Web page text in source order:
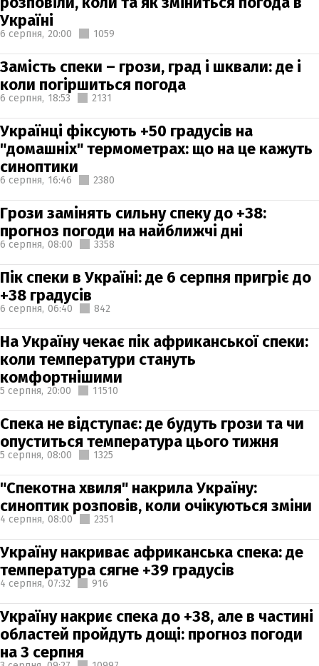
Україні
6 серпня, 20:00 1059
Замість спеки – грози, град і шквали: де і
коли погіршиться погода
6 серпня, 18:53 2131
Українці фіксують +50 градусів на
"домашніх" термометрах: що на це кажуть
синоптики
6 серпня, 16:46 2380
Грози замінять сильну спеку до +38:
прогноз погоди на найближчі дні
6 серпня, 08:00 3358
Пік спеки в Україні: де 6 серпня пригріє до
+38 градусів
6 серпня, 06:40 842
На Україну чекає пік африканської спеки:
коли температури стануть
комфортнішими
5 серпня, 20:00 11510
Спека не відступає: де будуть грози та чи
опуститься температура цього тижня
5 серпня, 08:00 1325
"Спекотна хвиля" накрила Україну:
синоптик розповів, коли очікуються зміни
4 серпня, 08:00 2351
Україну накриває африканська спека: де
температура сягне +39 градусів
4 серпня, 07:32 916
Україну накриє спека до +38, але в частині
областей пройдуть дощі: прогноз погоди
на 3 серпня